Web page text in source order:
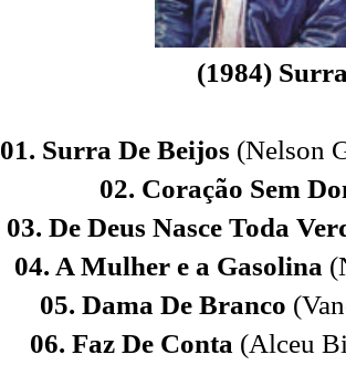
(1984)
01. Surra De Beijos (Nelson
02. Coração Sem
03. De Deus Nasce Toda
04. A Mulher e a Gasolina
05. Dama De Branco
06. Faz De Conta (Alceu